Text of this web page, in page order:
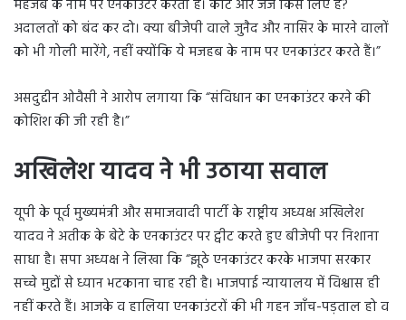
महजब के नाम पर एनकाउंटर करती है। कोर्ट और जज किस लिए हैं?
अदालतों को बंद कर दो। क्या बीजेपी वाले जुनैद और नासिर के मारने वालों
को भी गोली मारेंगे, नहीं क्योंकि ये मजहब के नाम पर एनकाउंटर करते हैं।”
असदुद्दीन ओवैसी ने आरोप लगाया कि “संविधान का एनकाउंटर करने की
कोशिश की जी रही है।”
अखिलेश यादव ने भी उठाया सवाल
यूपी के पूर्व मुख्यमंत्री और समाजवादी पार्टी के राष्ट्रीय अध्यक्ष अखिलेश
यादव ने अतीक के बेटे के एनकाउंटर पर ट्वीट करते हुए बीजेपी पर निशाना
साधा है। सपा अध्यक्ष ने लिखा कि “झूठे एनकाउंटर करके भाजपा सरकार
सच्चे मुद्दों से ध्यान भटकाना चाह रही है। भाजपाई न्यायालय में विश्वास ही
नहीं करते हैं। आजके व हालिया एनकाउंटरों की भी गहन जाँच-पड़ताल हो व